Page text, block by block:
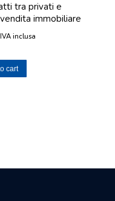
tra privati e
immobiliare
IVA inclusa
cart